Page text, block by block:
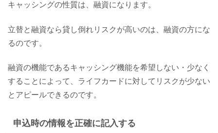
キャッシングの性質は、融資になります。
立替と融資なら貸し倒れリスクが高いのは、融資の方にな
るのです。
融資の機能であるキャッシング機能を希望しない・少なく
することによって、ライフカードに対してリスクが少ない
とアピールできるのです。
申込時の情報を正確に記入する